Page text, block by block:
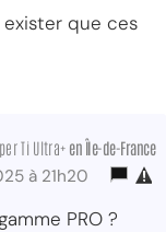
que ces
Ti Ultra+ en Île-de-France
à 21h20
PRO ?